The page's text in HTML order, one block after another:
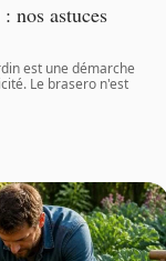
nos astuces
est une démarche
Le brasero n'est